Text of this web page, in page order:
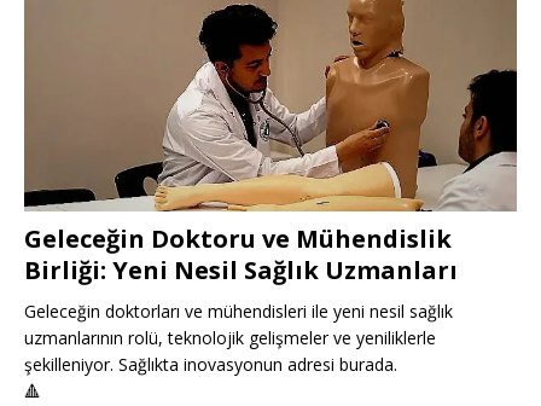
Geleceğin Doktoru ve Mühendislik
Birliği: Yeni Nesil Sağlık Uzmanları
Geleceğin doktorları ve mühendisleri ile yeni nesil sağlık
uzmanlarının rolü, teknolojik gelişmeler ve yeniliklerle
şekilleniyor. Sağlıkta inovasyonun adresi burada.
🔺